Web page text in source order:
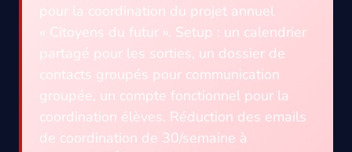
pour la coordination du projet annuel
« Citoyens du futur ». Setup : un calendrier
partagé pour les sorties, un dossier de
contacts groupés pour communication
groupée, un compte fonctionnel pour la
coordination élèves. Réduction des emails
de coordination de 30/semaine à